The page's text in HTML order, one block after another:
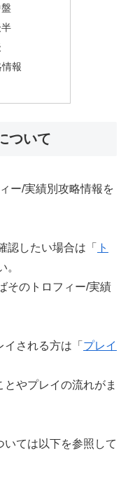
情報
ついて
ー/実績別攻略情報を
認したい場合は「
ト
。
そのトロフィー/実績
される方は「 プレイ
やプレイの流れがま
ては以下を参照して